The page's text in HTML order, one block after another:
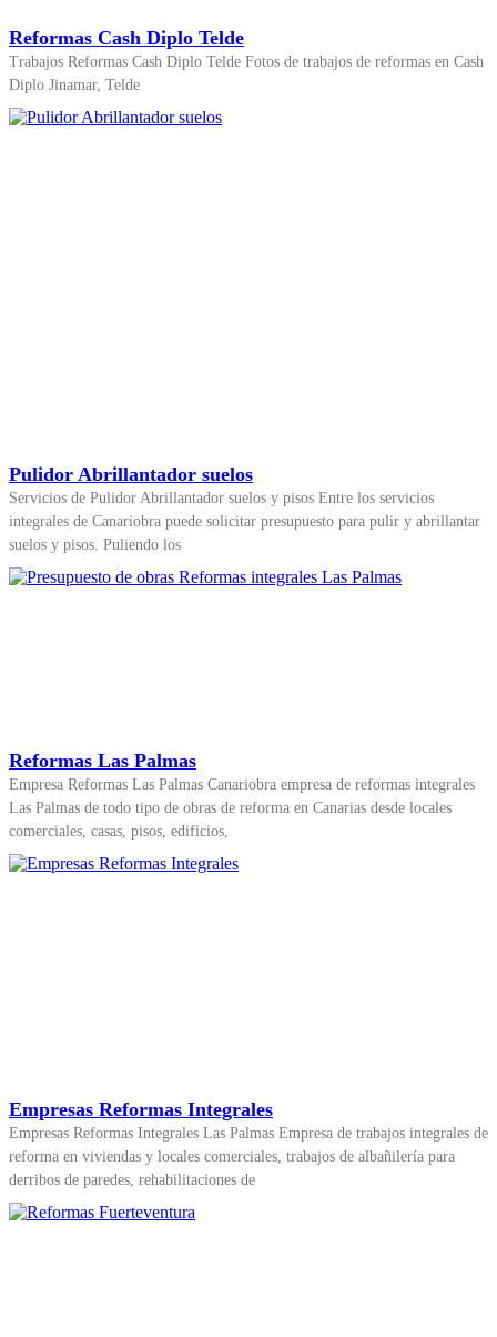
Reformas Cash Diplo Telde
Trabajos Reformas Cash Diplo Telde Fotos de trabajos de reformas en Cash
Diplo Jinamar, Telde
Pulidor Abrillantador suelos
Servicios de Pulidor Abrillantador suelos y pisos Entre los servicios
integrales de Canariobra puede solicitar presupuesto para pulir y abrillantar
suelos y pisos. Puliendo los
Reformas Las Palmas
Empresa Reformas Las Palmas Canariobra empresa de reformas integrales
Las Palmas de todo tipo de obras de reforma en Canarias desde locales
comerciales, casas, pisos, edificios,
Empresas Reformas Integrales
Empresas Reformas Integrales Las Palmas Empresa de trabajos integrales de
reforma en viviendas y locales comerciales, trabajos de albañilería para
derribos de paredes, rehabilitaciones de